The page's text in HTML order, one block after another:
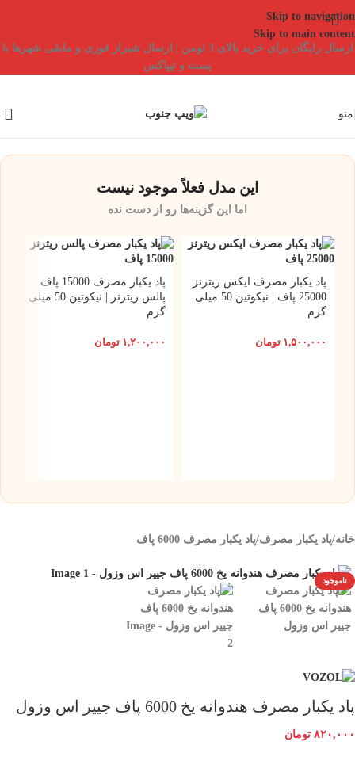
Skip to navigation
Skip to main content
ارسال رایگان برای خرید بالای 3 تومن | ارسال شیراز فوری و مابقی شهرها با
پست و تیپاکس
منو
این مدل فعلاً موجود نیست
اما این گزینه‌ها رو از دست نده
پاد یکبار مصرف ایکس ریترنز
25000 پاف | نیکوتین 50 میلی
گرم
۱,۵۰۰,۰۰۰ تومان
پاد یکبار مصرف 15000 پاف
پالس ریترنز | نیکوتین 50 میلی
گرم
۱,۲۰۰,۰۰۰ تومان
خانه/پاد یکبار مصرف/پاد یکبار مصرف 6000 پاف
ناموجود
پاد یکبار مصرف هندوانه یخ 6000 پاف جییر اس وزول
۸۲۰,۰۰۰ تومان